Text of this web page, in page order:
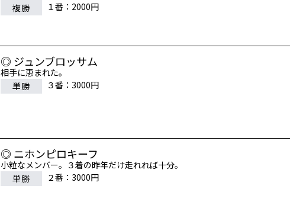
複勝
１番：2000円
◎ ジュンブロッサム
相手に恵まれた。
単勝
３番：3000円
◎ ニホンピロキーフ
小粒なメンバー。３着の昨年だけ走れれば十分。
単勝
２番：3000円